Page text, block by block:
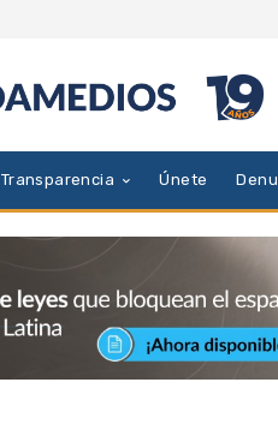
Transparencia Únete